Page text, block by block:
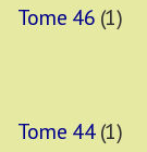
Tome 46 (1)
Tome 44(1)